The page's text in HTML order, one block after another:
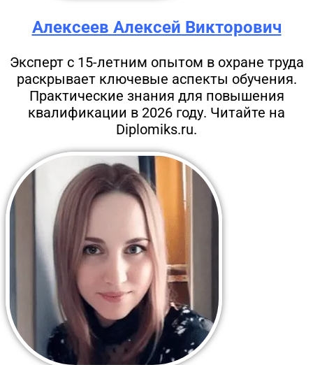
Алексеев Алексей Викторович
Эксперт с 15-летним опытом в охране труда
раскрывает ключевые аспекты обучения.
Практические знания для повышения
квалификации в 2026 году. Читайте на
Diplomiks.ru.